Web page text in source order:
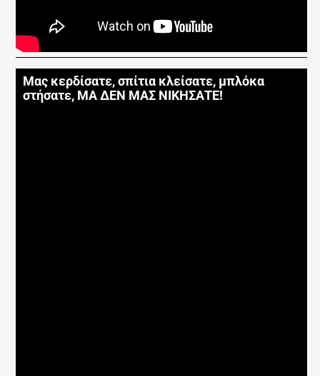
Μας κερδίσατε, σπίτια κλείσατε, μπλόκα
στήσατε, ΜΑ ΔΕΝ ΜΑΣ ΝΙΚΗΣΑΤΕ!